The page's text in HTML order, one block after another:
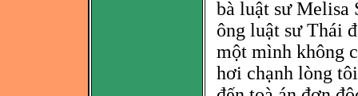
bà luật sư Melisa
ông luật sư Thái
một mình không
hơi chạnh lòng